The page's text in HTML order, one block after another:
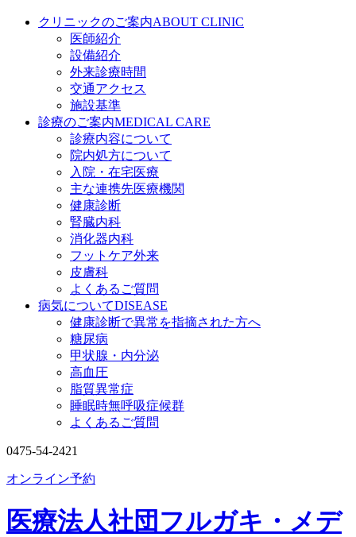
クリニックのご案内ABOUT CLINIC
医師紹介
設備紹介
外来診療時間
交通アクセス
施設基準
診療のご案内MEDICAL CARE
診療内容について
院内処方について
入院・在宅医療
主な連携先医療機関
健康診断
腎臓内科
消化器内科
フットケア外来
皮膚科
よくあるご質問
病気についてDISEASE
健康診断で異常を指摘された方へ
糖尿病
甲状腺・内分泌
高血圧
脂質異常症
睡眠時無呼吸症候群
よくあるご質問
0475-54-2421
オンライン予約
医療法人社団フルガキ・メデ